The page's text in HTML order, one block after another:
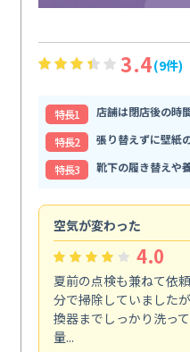
3.4(9件)
特⻑1
店舗は閉店後の時
特⻑2
張り替えずに壁紙
特⻑3
靴下の履き替えや
空気が変わった
4.0
夏前の点検も兼ねて依
分で掃除していました
換器までしっかり洗っ
量...